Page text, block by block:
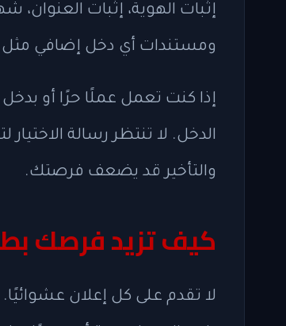
إثبات الهوية، إثبات العنوان،
ومستندات أي دخل إضافي مثل
إذا كنت تعمل عملًا حرًا أو
الدخل. لا تنتظر رسالة
والتأخير قد يضعف فرصتك.
كيف تزيد فرصك
لا تقدم على كل إعلان